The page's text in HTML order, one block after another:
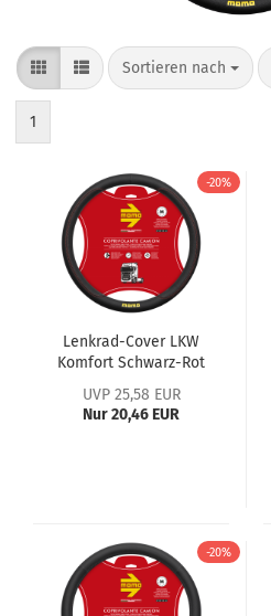
Sortieren nach
1
-20%
Lenkrad-Cover LKW
Komfort Schwarz-Rot
UVP 25,58 EUR
Nur 20,46 EUR
-20%